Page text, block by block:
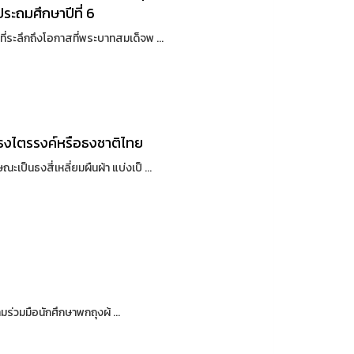
ะถมศึกษาปีที่ 6
ลึกถึงโอกาสที่พระบาทสมเด็จพ ...
ไตรรงค์หรือธงชาติไทย
เป็นธงสี่เหลี่ยมผืนผ้า แบ่งเป็ ...
วมมือนักศึกษาพกถุงผ้ ...